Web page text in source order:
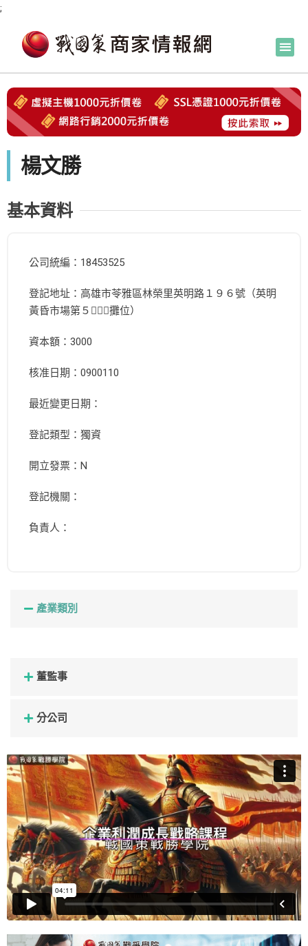
;
楊文勝
基本資料
公司統編：18453525
登記地址：高雄市苓雅區林榮里英明路１９６號（英明
黃昏市場第５２１攤位）
資本額：3000
核准日期：0900110
最近變更日期：
登記類型：獨資
開立發票：N
登記機關：
負責人：
產業類別
董監事
分公司